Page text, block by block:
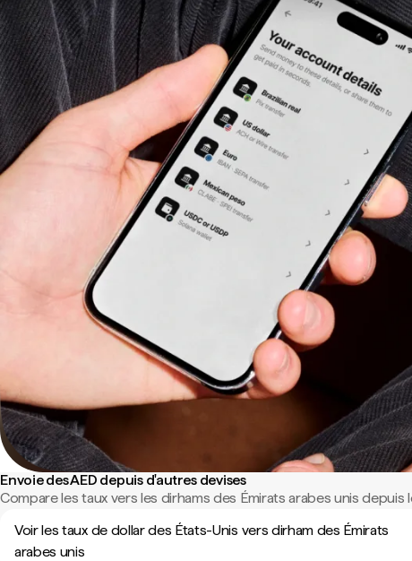
Envoie des AED depuis d'autres devises
Compare les taux vers les dirhams des Émirats arabes unis depuis
Voir les taux de dollar des États-Unis vers dirham des Émirats
arabes unis